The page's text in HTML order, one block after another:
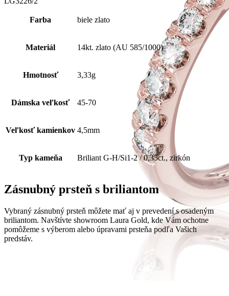
Farba biele zlato
Materiál 14kt. zlato (AU 585/1000)
Hmotnosť 3,33g
Dámska veľkosť 45-70
Veľkosť kamienkov 4,5mm
Typ kameňa Briliant G-H/Si1-2 / 0,35ct., zirkón
Zásnubný prsteň s briliantom
Vybraný zásnubný prsteň môžete mať aj v prevedení s osadeným
briliantom. Navštívte showroom Laura Gold, kde Vám ochotne
pomôžeme s výberom alebo úpravami prsteňa podľa Vašich
predstáv.